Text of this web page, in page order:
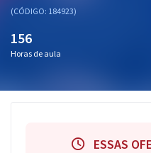
OAB
Mentorias
(CÓDIGO: 184923)
156
Horas de aula
ESSAS